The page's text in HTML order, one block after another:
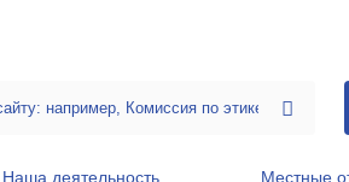
Наша деятельность Местные